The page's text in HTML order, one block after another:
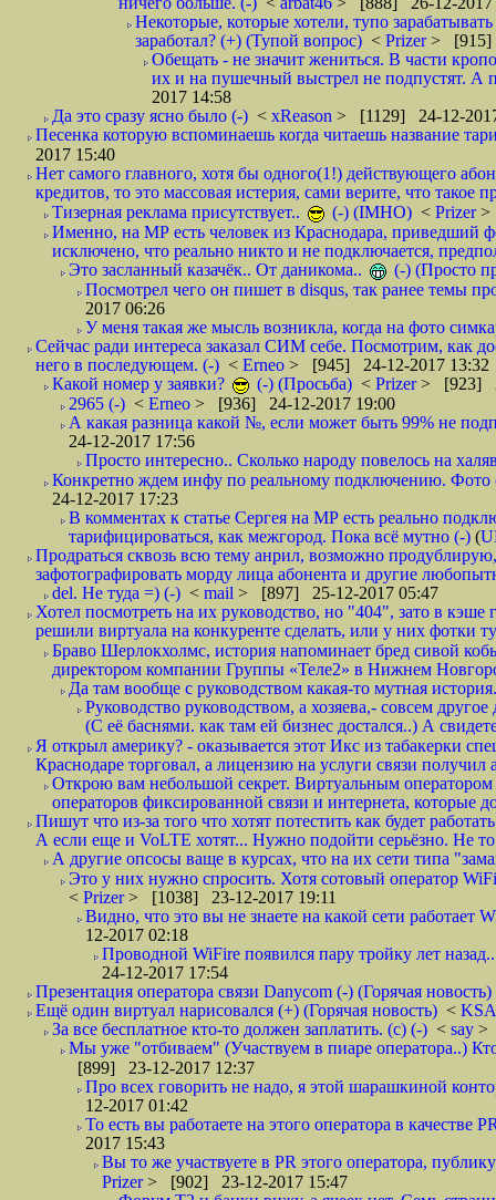
Некоторые, которые хотели, тупо
заработал? (+) (Тупой вопрос) < Prizer> [915]
Обещать - не значит жениться. В части
их и на пушечный выстрел не подпустят. А
2017 14:58
Да это сразу ясно было (-) < xReason > [1129] 24-12-
Песенка которую вспоминаешь когда читаешь название
2017 15:40
Нет самого главного, хотя бы одного(1!) действующего
кредитов, то это массовая истерия, сами верите, что такое
Тизерная реклама присутствует..
(-) (IMHO) < Prizer>
Именно, на МР есть человек из Краснодара, приведший
исключено, что реально никто и не подключается,
Это засланный казачёк.. От даникома..
(-) (Просто
Посмотрел чего он пишет в disqus, так ранее темы
2017 06:26
У меня такая же мысль возникла, когда на фото
Сейчас ради интереса заказал СИМ себе. Посмотрим, как
него в последующем. (-) < Erneo > [945] 24-12-2017 13:32
Какой номер у заявки?
(-) (Просьба) < Prizer> [923]
2965 (-) < Erneo > [936] 24-12-2017 19:00
А какая разница какой №, если может быть 99% не
24-12-2017 17:56
Просто интересно.. Сколько народу повелось на
Конкретно ждем инфу по реальному подключению. Фото
24-12-2017 17:23
В комментах к статье Сергея на МР есть реально
тарифицироваться, как межгород. Пока всё мутно (-) (
Продраться сквозь всю тему анрил, возможно
зафотографировать морду лица абонента и другие
del. Не туда =) (-) < mail > [897] 25-12-2017 05:47
Хотел посмотреть на их руководство, но "404", зато в
решили виртуала на конкуренте сделать, или у них фотки
Браво Шерлокхолмс, история напоминает бред сивой
директором компании Группы «Теле2» в Нижнем
Да там вообще с руководством какая-то мутная
Руководство руководством, а хозяева,- совсем
(С её баснями. как там ей бизнес достался..) А
Я открыл америку? - оказывается этот Икс из табакерки
Краснодаре торговал, а лицензию на услуги связи получил
Открою вам небольшой секрет. Виртуальным оператором
операторов фиксированной связи и интернета, которые
Пишут что из-за того что хотят потестить как будет
А если еще и VoLTE хотят... Нужно подойти серьёзно. Не
А другие опсосы ваще в курсах, что на их сети типа
Это у них нужно спросить. Хотя сотовый оператор
< Prizer> [1038] 23-12-2017 19:11
Видно, что это вы не знаете на какой сети
12-2017 02:18
Проводной WiFire появился пару тройку лет
24-12-2017 17:54
Презентация оператора связи Danycom (-) (Горячая новость)
Ещё один виртуал нарисовался (+) (Горячая новость) <
За все бесплатное кто-то должен заплатить. (с) (-) < say >
Мы уже "отбиваем" (Участвуем в пиаре оператора..)
[899] 23-12-2017 12:37
Про всех говорить не надо, я этой шарашкиной
12-2017 01:42
То есть вы работаете на этого оператора в качестве
2017 15:43
Вы то же участвуете в PR этого оператора,
Prizer> [902] 23-12-2017 15:47